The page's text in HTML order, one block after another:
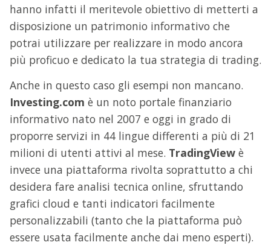
hanno infatti il meritevole obiettivo di metterti a
disposizione un patrimonio informativo che
potrai utilizzare per realizzare in modo ancora
più proficuo e dedicato la tua strategia di trading.
Anche in questo caso gli esempi non mancano.
Investing.com è un noto portale finanziario
informativo nato nel 2007 e oggi in grado di
proporre servizi in 44 lingue differenti a più di 21
milioni di utenti attivi al mese. TradingView è
invece una piattaforma rivolta soprattutto a chi
desidera fare analisi tecnica online, sfruttando
grafici cloud e tanti indicatori facilmente
personalizzabili (tanto che la piattaforma può
essere usata facilmente anche dai meno esperti).